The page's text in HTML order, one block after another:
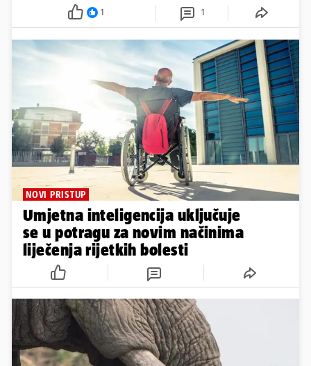
1 1
NOVI PRISTUP
Umjetna inteligencija uključuje
se u potragu za novim načinima
liječenja rijetkih bolesti